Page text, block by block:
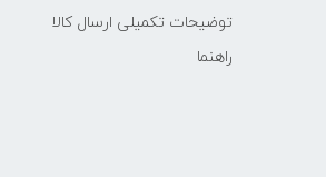
توضیحات تکمیلی ارسال کالا
راهنما